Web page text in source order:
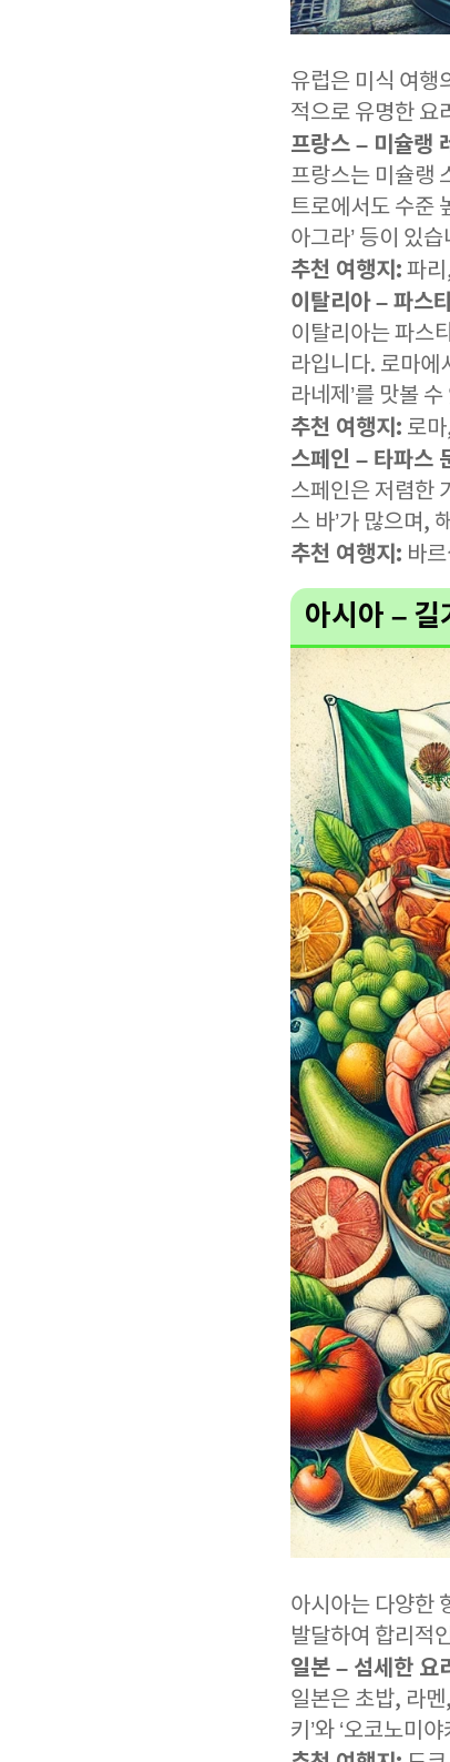
유럽은 미식 여행
적으로 유명한 요
프랑스 – 미슐랭
프랑스는 미슐랭
트로에서도 수준
아그라’ 등이 있습
추천 여행지: 파
이탈리아 – 파스
이탈리아는 파스
라입니다. 로마에
라네제’를 맛볼
추천 여행지: 로
스페인 – 타파스
스페인은 저렴한
스 바’가 많으며,
추천 여행지: 바
아시아 – 길
아시아는 다양한
발달하여 합리적
일본 – 섬세한 요
일본은 초밥, 라
키’와 ‘오코노미